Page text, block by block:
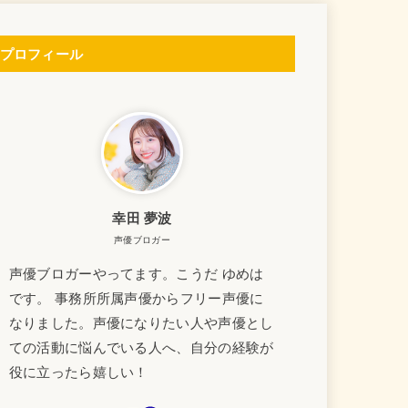
プロフィール
幸田 夢波
声優ブロガー
声優ブロガーやってます。こうだ ゆめは
です。 事務所所属声優からフリー声優に
なりました。声優になりたい人や声優とし
ての活動に悩んでいる人へ、自分の経験が
役に立ったら嬉しい！